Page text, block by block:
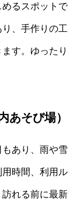
るスポットで
、手作りの工
す。ゆったり
あそび場）
あり、雨や雪
時間、利用ル
れる前に最新